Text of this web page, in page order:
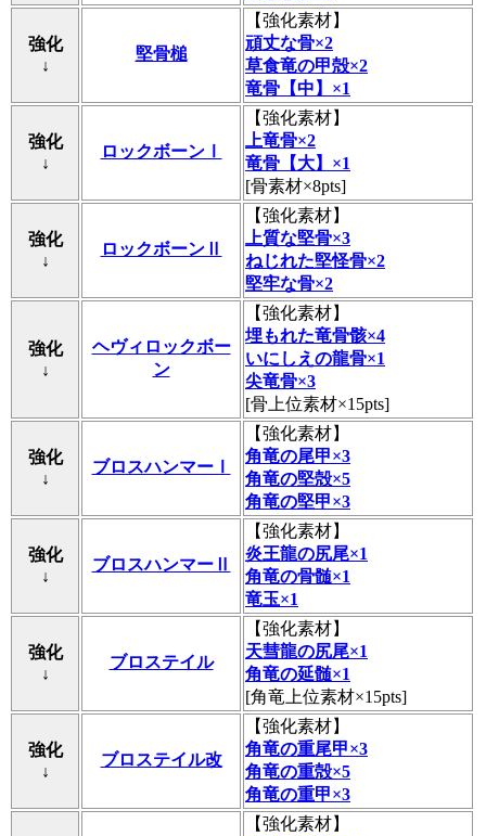
強化
↓
堅骨槌
【強化素材】
頑丈な骨×2
草食竜の甲殻×2
竜骨【中】×1
強化
↓
ロックボーンⅠ
【強化素材】
上竜骨×2
竜骨【大】×1
[骨素材×8pts]
強化
↓
ロックボーンⅡ
【強化素材】
上質な堅骨×3
ねじれた堅怪骨×2
堅牢な骨×2
強化
↓
ヘヴィロックボー
ン
【強化素材】
埋もれた竜骨骸×4
いにしえの龍骨×1
尖竜骨×3
[骨上位素材×15pts]
強化
↓
ブロスハンマーⅠ
【強化素材】
角竜の尾甲×3
角竜の堅殻×5
角竜の堅甲×3
強化
↓
ブロスハンマーⅡ
【強化素材】
炎王龍の尻尾×1
角竜の骨髄×1
竜玉×1
強化
↓
ブロステイル
【強化素材】
天彗龍の尻尾×1
角竜の延髄×1
[角竜上位素材×15pts]
強化
↓
ブロステイル改
【強化素材】
角竜の重尾甲×3
角竜の重殻×5
角竜の重甲×3
【強化素材】